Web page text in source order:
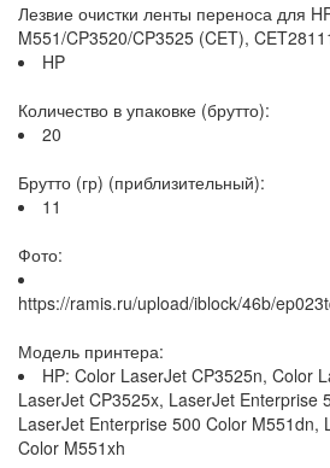
Лезвие очистки ленты переноса для
M551/CP3520/CP3525 (CET),
HP
Количество в упаковке (брутто):
20
Брутто (гр) (приблизительный):
11
Фото:
https://ramis.ru/upload/iblock/46b/
Модель принтера:
HP: Color LaserJet CP3525n, Color
LaserJet CP3525x, LaserJet Enterprise
LaserJet Enterprise 500 Color M551dn,
Color M551xh